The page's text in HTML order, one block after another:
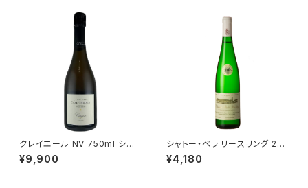
クレイエール NV 750ml シャ
ンパーニュ ムニエ シャルドネ フ
ランス
¥9,900
シャトー・ベラ リースリング 202
3 エゴン・ミュラー 白ワイン ス
ロヴァキア 750ml
¥4,180